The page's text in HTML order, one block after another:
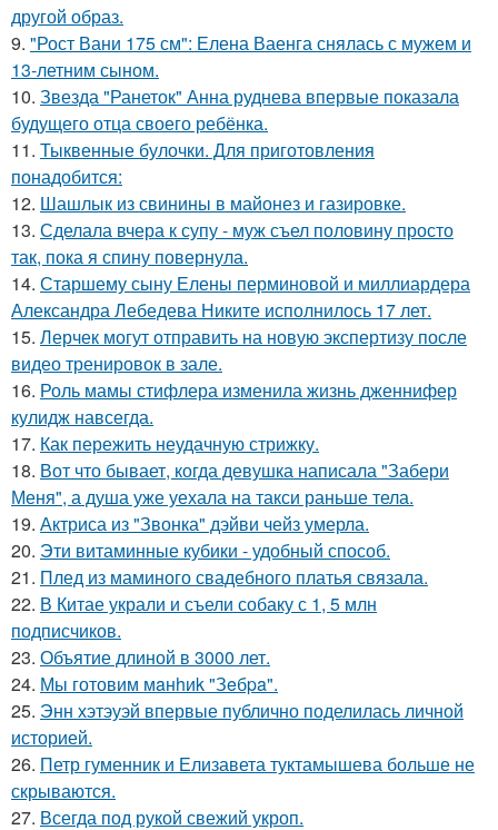
другой образ.
9. "Рост Вани 175 см": Елена Ваенга снялась с мужем и
13-летним сыном.
10. Звезда "Ранеток" Анна руднева впервые показала
будущего отца своего ребёнка.
11. Тыквенные булочки. Для приготовления
понадобится:
12. Шашлык из свинины в майонез и газировке.
13. Сделала вчера к супу - муж съел половину просто
так, пока я спину повернула.
14. Старшему сыну Елены перминовой и миллиардера
Александра Лебедева Никите исполнилось 17 лет.
15. Лерчек могут отправить на новую экспертизу после
видео тренировок в зале.
16. Роль мамы стифлера изменила жизнь дженнифер
кулидж навсегда.
17. Как пережить неудачную стрижку.
18. Вот что бывает, когда девушка написала "Забери
Меня", а душа уже уехала на такси раньше тела.
19. Актриса из "Звонка" дэйви чейз умерла.
20. Эти витаминные кубики - удобный способ.
21. Плед из маминого свадебного платья связала.
22. В Китае украли и съели собаку с 1, 5 млн
подписчиков.
23. Объятие длиной в 3000 лет.
24. Мы готовим мaнhиk "Зeбpa".
25. Энн хэтэуэй впервые публично поделилась личной
историей.
26. Петр гуменник и Елизавета туктамышева больше не
скрываются.
27. Всегда под рукой свежий укроп.